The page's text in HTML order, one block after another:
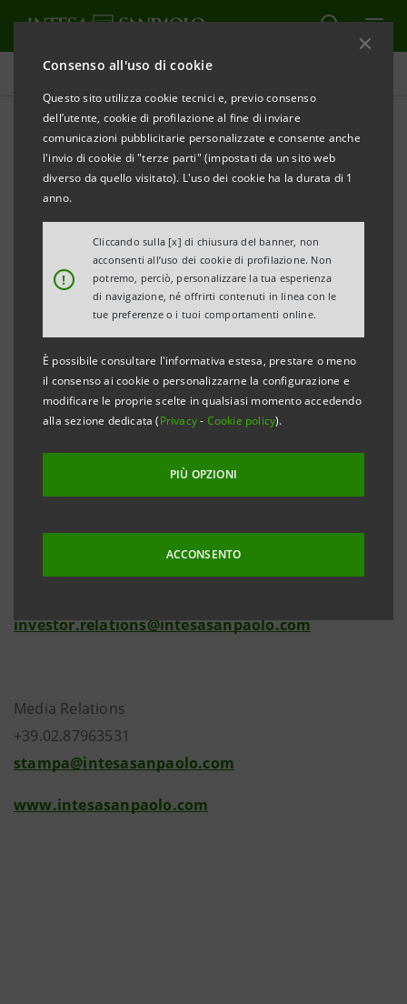
Consenso all'uso di cookie
Questo sito utilizza cookie tecnici e, previo consenso
dell’utente, cookie di profilazione al fine di inviare
comunicazioni pubblicitarie personalizzate e consente anche
l'invio di cookie di "terze parti" (impostati da un sito web
diverso da quello visitato). L'uso dei cookie ha la durata di 1
anno.
!
Cliccando sulla [x] di chiusura del banner, non
acconsenti all’uso dei cookie di profilazione. Non
potremo, perciò, personalizzare la tua esperienza
di navigazione, né offrirti contenuti in linea con le
tue preferenze o i tuoi comportamenti online.
È possibile consultare l'informativa estesa, prestare o meno
il consenso ai cookie o personalizzarne la configurazione e
modificare le proprie scelte in qualsiasi momento accedendo
alla sezione dedicata (Privacy- Cookie policy).
PIÙ OPZIONI
ACCONSENTO
Comunicati stampa
STAMPA AGGIORNA
INTESA SANPAOLO: CARIFIRENZE
odierne indiscrezioni di stampa in merito alle
trattative con Ente Cassa di Risparmio di Firenze per
l’acquisizione del controllo di Carifirenze, Intesa
Sanpaolo - su richiesta delle Autorità di controllo del
mercato - ribadisce in particolare che gli aspetti
relativi al prezzo costituiscono elementi negoziali ad
oggi non definiti tra le parti, come già precisato nei
comunicati stampa emessi il 24 aprile e il 9 maggio
scorsi. Ulteriori sviluppi verranno debitamente
investor.relations@intesasanpaolo.com
Media Relations
+39.02.87963531
stampa@intesasanpaolo.com
www.intesasanpaolo.com